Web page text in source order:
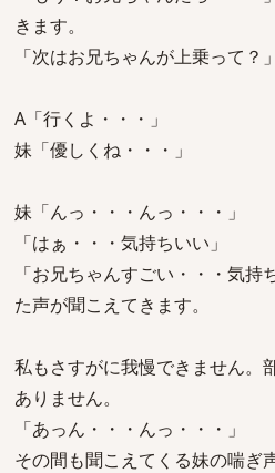
きます。
「次はお兄ちゃんが上乗って？」
A「行くよ・・・」
妹「優しくね・・・」
妹「んっ・・・んっ・・・」
「はぁ・・・気持ちいい」
「お兄ちゃんすごい・・・気持
た声が聞こえてきます。
私もさすがに我慢できません。
ありません。
「あっん・・・んっ・・・」
その間も聞こえてくる妹の喘ぎ声